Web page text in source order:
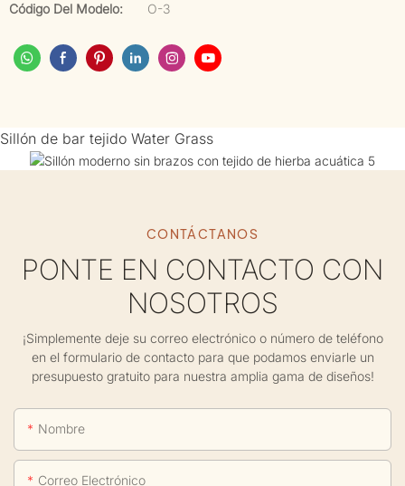
Código Del Modelo:
O-3
Sillón de bar tejido Water Grass
CONTÁCTANOS
PONTE EN CONTACTO CON
NOSOTROS
¡Simplemente deje su correo electrónico o número de teléfono
en el formulario de contacto para que podamos enviarle un
presupuesto gratuito para nuestra amplia gama de diseños!
Nombre
Correo Electrónico